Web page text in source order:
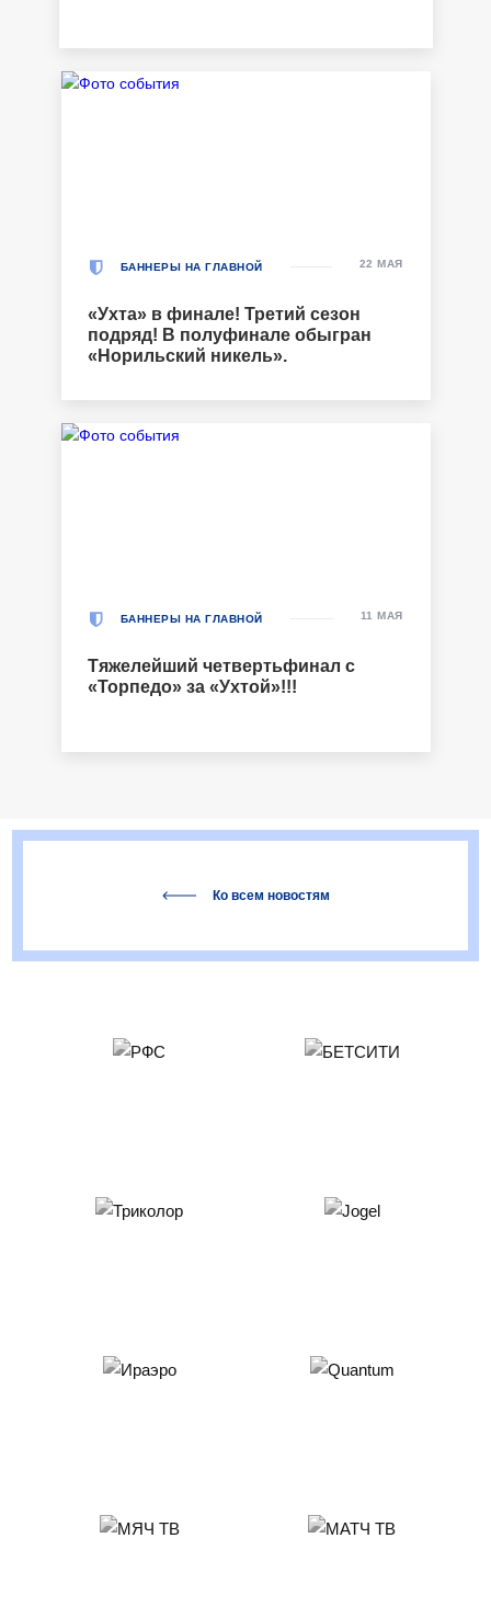
БАННЕРЫ НА ГЛАВНОЙ
«Ухта» в финале! Третий сезон
подряд! В полуфинале обыгран
«Норильский никель».
22 МАЯ
БАННЕРЫ НА ГЛАВНОЙ
Тяжелейший четвертьфинал с
«Торпедо» за «Ухтой»!!!
11 МАЯ
Ко всем новостям